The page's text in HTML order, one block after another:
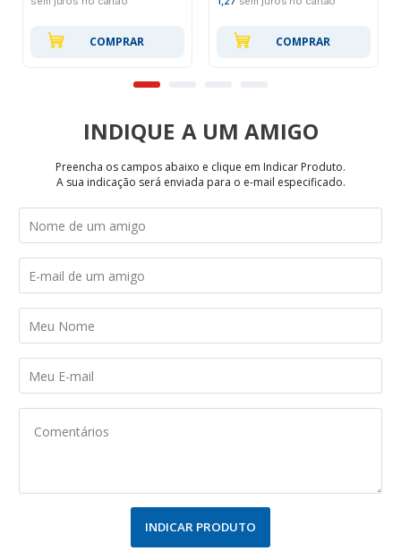
COMPRAR COMPRAR
INDIQUE
Preencha os campos abaixo e clique em Indicar Produto.
A sua indicação será enviada para o e-mail especificado.
INDICAR PRODUTO